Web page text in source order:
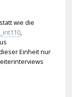
wie die
,
Einheit nur